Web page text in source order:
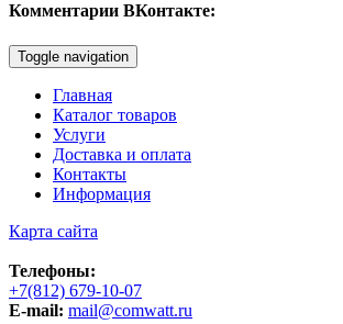
Комментарии ВКонтакте:
Toggle navigation
Главная
Каталог товаров
Услуги
Доставка и оплата
Контакты
Информация
Карта сайта
Телефоны:
+7(812) 679-10-07
E-mail: mail@comwatt.ru